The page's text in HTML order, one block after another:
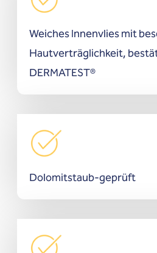
Weiches Innenvlies mit
Hautverträglichkeit,
DERMATEST®
Dolomitstaub-geprüft